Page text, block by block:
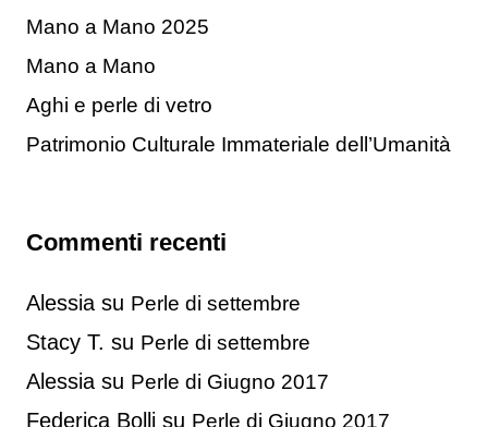
Mano a Mano 2025
Mano a Mano
Aghi e perle di vetro
Patrimonio Culturale Immateriale dell’Umanità
Commenti recenti
Alessia su Perle di settembre
Stacy T. su Perle di settembre
Alessia su Perle di Giugno 2017
Federica Bolli su Perle di Giugno 2017